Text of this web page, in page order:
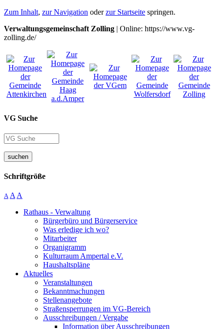
Zum Inhalt, zur Navigation oderzur Startseite springen.
Verwaltungsgemeinschaft Zolling | Online: https://www.vg-
zolling.de/
VG Suche
suchen
Schriftgröße
A A A
Rathaus - Verwaltung
Bürgerbüro und Bürgerservice
Was erledige ich wo?
Mitarbeiter
Organigramm
Kulturraum Ampertal e.V.
Haushaltspläne
Aktuelles
Veranstaltungen
Bekanntmachungen
Stellenangebote
Straßensperrungen im VG-Bereich
Ausschreibungen / Vergabe
Information über Ausschreibungen